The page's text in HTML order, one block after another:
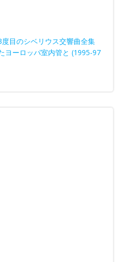
度目のシベリウス交響曲全集
ヨーロッパ室内管と (1995-97